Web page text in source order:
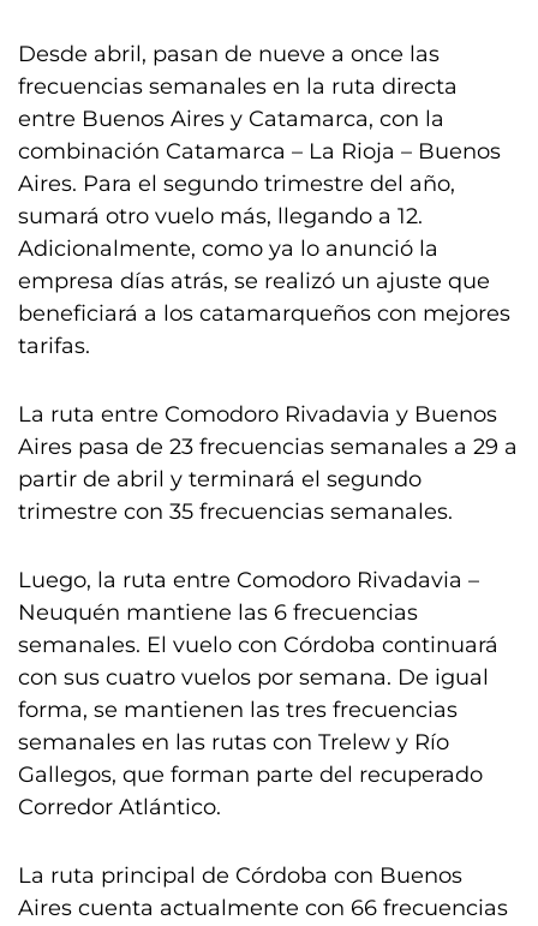
Desde abril, pasan de nueve a once las
frecuencias semanales en la ruta directa
entre Buenos Aires y Catamarca, con la
combinación Catamarca – La Rioja – Buenos
Aires. Para el segundo trimestre del año,
sumará otro vuelo más, llegando a 12.
Adicionalmente, como ya lo anunció la
empresa días atrás, se realizó un ajuste que
beneficiará a los catamarqueños con mejores
tarifas.
La ruta entre Comodoro Rivadavia y Buenos
Aires pasa de 23 frecuencias semanales a 29 a
partir de abril y terminará el segundo
trimestre con 35 frecuencias semanales.
Luego, la ruta entre Comodoro Rivadavia –
Neuquén mantiene las 6 frecuencias
semanales. El vuelo con Córdoba continuará
con sus cuatro vuelos por semana. De igual
forma, se mantienen las tres frecuencias
semanales en las rutas con Trelew y Río
Gallegos, que forman parte del recuperado
Corredor Atlántico.
La ruta principal de Córdoba con Buenos
Aires cuenta actualmente con 66 frecuencias